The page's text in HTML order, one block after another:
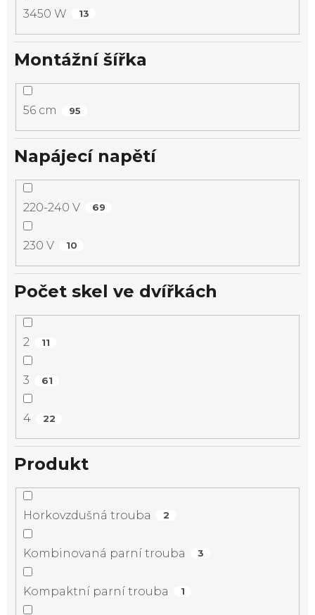
3450 W 13
Montážní šířka
56 cm 95
Napájecí napětí
220-240 V 69
230 V 10
Počet skel ve dvířkách
2 11
3 61
4 22
Produkt
Horkovzdušná trouba 2
Kombinovaná parní trouba 3
Kompaktní parní trouba 1